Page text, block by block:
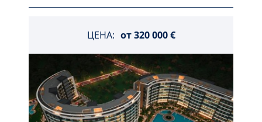
ЦЕНА: от320 000 €